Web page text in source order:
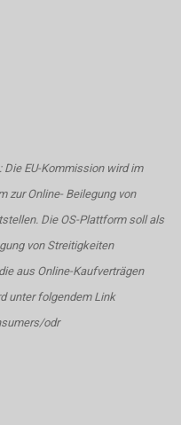
EU-Kommission wird im
zur Online- Beilegung von
Die OS-Plattform soll als
von Streitigkeiten
aus Online-Kaufverträgen
unter folgendem Link
odr